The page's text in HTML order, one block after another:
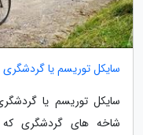
سایکل توریسم یا
شاخه های گردشگری که